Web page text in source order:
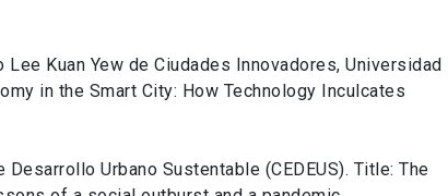
Kuan Yew de Ciudades Innovadores, Universidad
in the Smart City: How Technology Inculcates
Urbano Sustentable (CEDEUS). Title: The